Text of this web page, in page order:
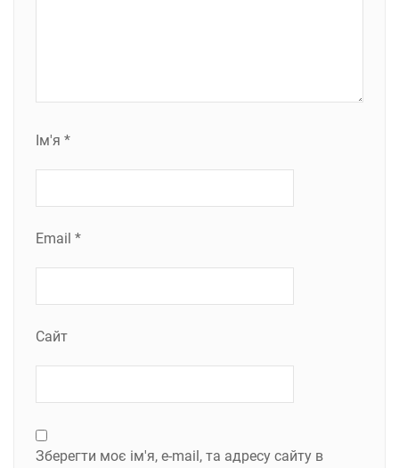
Ім'я *
Email *
Сайт
Зберегти моє ім'я, e-mail, та адресу сайту в